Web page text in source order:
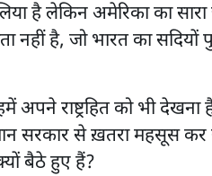
है लेकिन अमेरिका का
है, जो भारत का सदियों
राष्ट्रहित को भी देखना
सरकार से ख़तरा महसूस
बैठे हुए हैं?